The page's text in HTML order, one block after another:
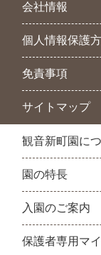
会社情報
個人情報保護
免責事項
サイトマップ
観音新町園に
園の特長
入園のご案内
保護者専用マ